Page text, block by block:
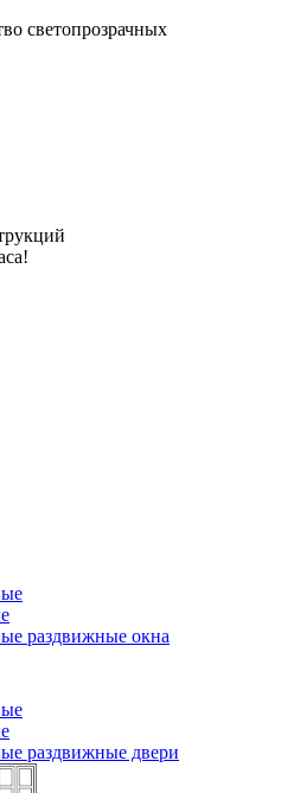
светопрозрачных
раздвижные окна
раздвижные двери